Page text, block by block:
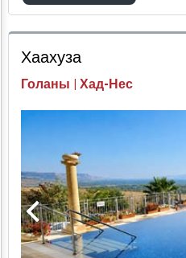
Проверка цен
Хаахуза
Голаны | Хад-Нес